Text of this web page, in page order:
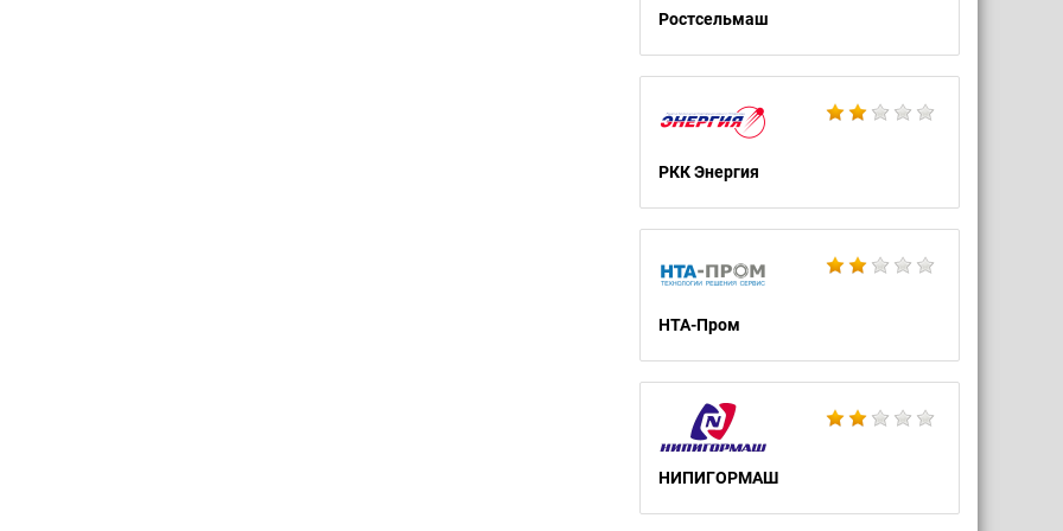
Ростсельмаш
РКК Энергия
НТА-Пром
НИПИГОРМАШ